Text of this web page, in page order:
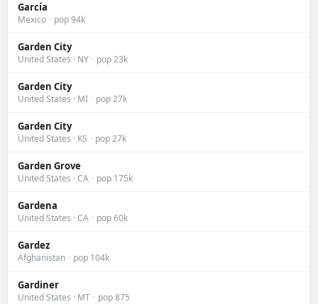
García
Mexico · pop 94k
Garden City
United States · NY · pop 23k
Garden City
United States · MI · pop 27k
Garden City
United States · KS · pop 27k
Garden Grove
United States · CA · pop 175k
Gardena
United States · CA · pop 60k
Gardez
Afghanistan · pop 104k
Gardiner
United States · MT · pop 875